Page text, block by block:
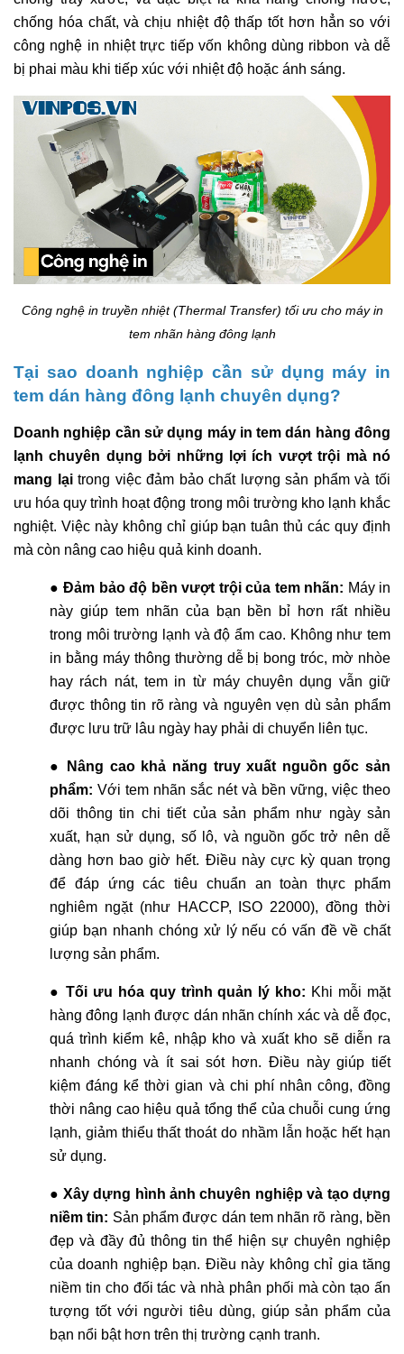
chống hóa chất, và chịu nhiệt độ thấp tốt hơn hẳn so với
công nghệ in nhiệt trực tiếp vốn không dùng ribbon và dễ
bị phai màu khi tiếp xúc với nhiệt độ hoặc ánh sáng.
Công nghệ in truyền nhiệt (Thermal Transfer) tối ưu cho máy in
tem nhãn hàng đông lạnh
Tại sao doanh nghiệp cần sử dụng máy in
tem dán hàng đông lạnh chuyên dụng?
Doanh nghiệp cần sử dụng máy in tem dán hàng đông
lạnh chuyên dụng bởi những lợi ích vượt trội mà nó
mang lạitrong việc đảm bảo chất lượng sản phẩm và tối
ưu hóa quy trình hoạt động trong môi trường kho lạnh khắc
nghiệt. Việc này không chỉ giúp bạn tuân thủ các quy định
mà còn nâng cao hiệu quả kinh doanh.
● Đảm bảo độ bền vượt trội của tem nhãn: Máy in
này giúp tem nhãn của bạn bền bỉ hơn rất nhiều
trong môi trường lạnh và độ ẩm cao. Không như tem
in bằng máy thông thường dễ bị bong tróc, mờ nhòe
hay rách nát, tem in từ máy chuyên dụng vẫn giữ
được thông tin rõ ràng và nguyên vẹn dù sản phẩm
được lưu trữ lâu ngày hay phải di chuyển liên tục.
●
Nâng cao khả năng truy xuất nguồn gốc sản
phẩm: Với tem nhãn sắc nét và bền vững, việc theo
dõi thông tin chi tiết của sản phẩm như ngày sản
xuất, hạn sử dụng, số lô, và nguồn gốc trở nên dễ
dàng hơn bao giờ hết. Điều này cực kỳ quan trọng
để đáp ứng các tiêu chuẩn an toàn thực phẩm
nghiêm ngặt (như HACCP, ISO 22000), đồng thời
giúp bạn nhanh chóng xử lý nếu có vấn đề về chất
lượng sản phẩm.
● Tối ưu hóa quy trình quản lý kho: Khi mỗi mặt
hàng đông lạnh được dán nhãn chính xác và dễ đọc,
quá trình kiểm kê, nhập kho và xuất kho sẽ diễn ra
nhanh chóng và ít sai sót hơn. Điều này giúp tiết
kiệm đáng kể thời gian và chi phí nhân công, đồng
thời nâng cao hiệu quả tổng thể của chuỗi cung ứng
lạnh, giảm thiểu thất thoát do nhầm lẫn hoặc hết hạn
sử dụng.
● Xây dựng hình ảnh chuyên nghiệp và tạo dựng
niềm tin: Sản phẩm được dán tem nhãn rõ ràng, bền
đẹp và đầy đủ thông tin thể hiện sự chuyên nghiệp
của doanh nghiệp bạn. Điều này không chỉ gia tăng
niềm tin cho đối tác và nhà phân phối mà còn tạo ấn
tượng tốt với người tiêu dùng, giúp sản phẩm của
bạn nổi bật hơn trên thị trường cạnh tranh.